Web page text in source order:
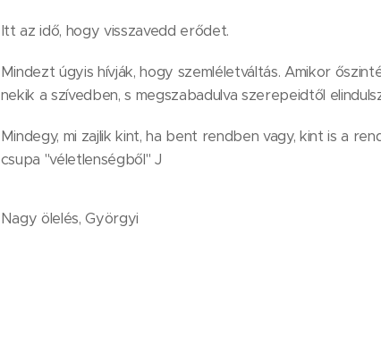
Itt az idő, hogy visszavedd erődet.
Mindezt úgyis hívják, hogy szemléletváltás. Amikor
nekik a szívedben, s megszabadulva szerepeidtől
Mindegy, mi zajlik kint, ha bent rendben vagy, kint is a
csupa "véletlenségből" J
Nagy ölelés, Györgyi